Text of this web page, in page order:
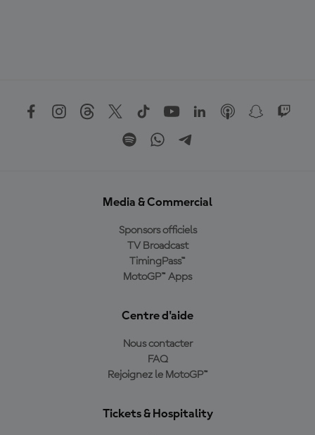
Media & Commercial
Sponsors officiels
TV Broadcast
TimingPass™
MotoGP™ Apps
Centre d'aide
Nous contacter
FAQ
Rejoignez le MotoGP™
Tickets & Hospitality